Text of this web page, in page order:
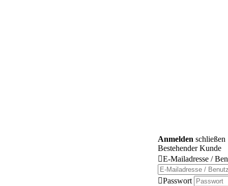
Anmelden schließen
Bestehender Kunde
E-Mailadresse /
Passwort